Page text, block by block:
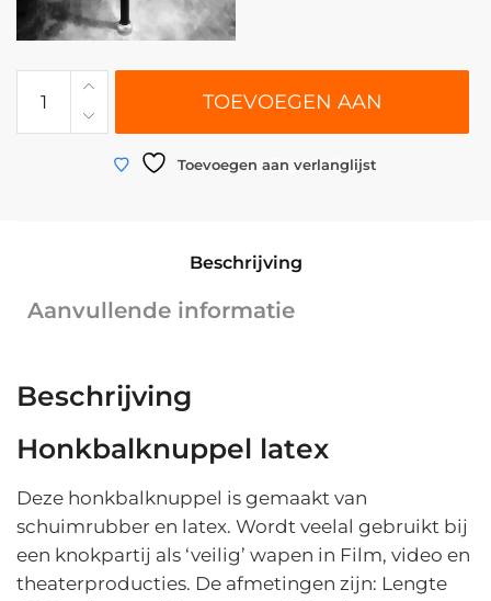
007
|
Honkbalknuppel
80
TOEVOEGEN AAN
WINKELWAGEN
Toevoegen aan verlanglijst
Beschrijving
Aanvullende informatie
Beschrijving
Honkbalknuppel latex
Deze honkbalknuppel is gemaakt van
schuimrubber en latex. Wordt veelal gebruikt bij
een knokpartij als ‘veilig’ wapen in Film, video en
theaterproducties. De afmetingen zijn: Lengte